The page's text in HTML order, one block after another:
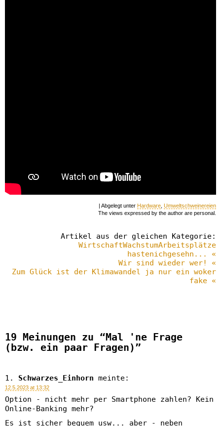
| Abgelegt unter Hardware Umweltschweinereien
The views expressed by the author are personal.
Artikel aus der gleichen Kategorie:
WirtschaftWachstumArbeitsplätze
hastenichgesehn... «
Wir sind wieder wer! «
Zum Glück ist der Klimawandel ja nur ein woker
fake «
19 Meinungen zu “Mal 'ne Frage
(bzw. ein paar Fragen)”
Schwarzes_Einhorn meinte:
12.5.2023 at 13:32
Option - nicht mehr per Smartphone zahlen? Kein
Online-Banking mehr?
Es ist sicher bequem usw... aber - neben